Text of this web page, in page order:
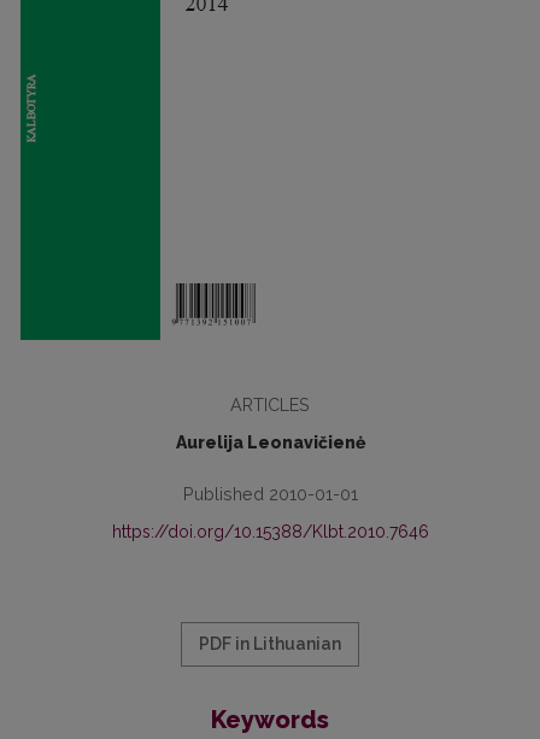
ARTICLES
Aurelija Leonavičienė
Published 2010-01-01
https://doi.org/10.15388/Klbt.2010.7646
PDF in Lithuanian
Keywords